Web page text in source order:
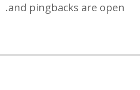
and pingbacks are open.